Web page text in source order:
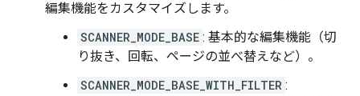
編集機能をカスタマイズします。
SCANNER_MODE_BASE : 基本的な編集機能（切
り抜き、回転、ページの並べ替えなど）。
SCANNER_MODE_BASE_WITH_FILTER :